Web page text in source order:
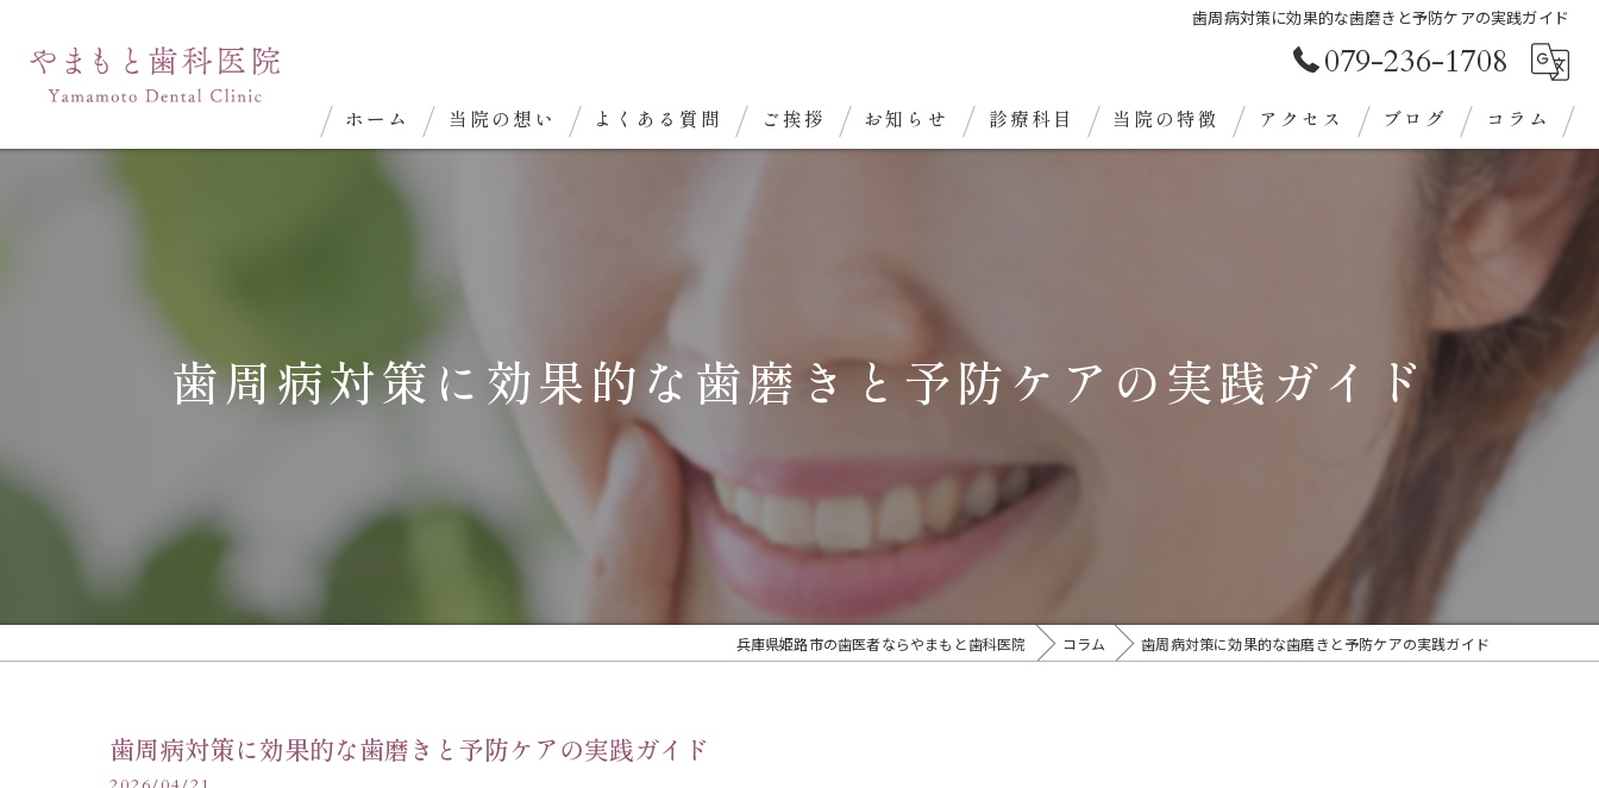
歯周病対策に効果的な歯磨きと予防ケアの実践ガイド
079-236-1708
ホーム 当院の想い よくある質問 ご挨拶 お知らせ 診療科目 当院の特徴
ホワイトニング
アクセス ブログ コラム
歯周病対策に効果的な歯磨きと予防ケアの実践ガイド
兵庫県姫路市の歯医者ならやまもと歯科医院 コラム 歯周病対策に効果的な歯磨きと予防ケアの実践ガイド
歯周病対策に効果的な歯磨きと予防ケアの実践ガイド